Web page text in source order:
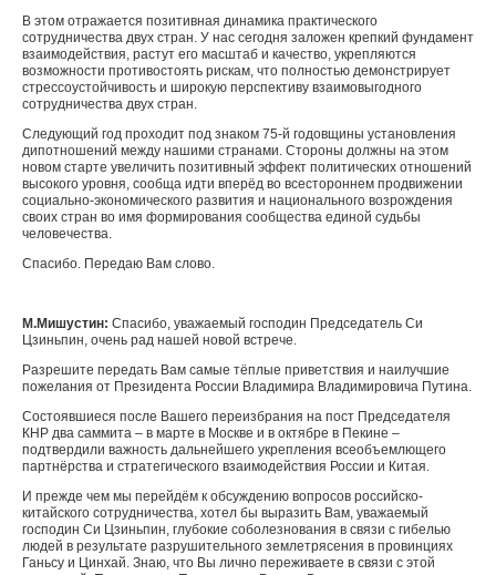
В этом отражается позитивная динамика практического
сотрудничества двух стран. У нас сегодня заложен крепкий фундамент
взаимодействия, растут его масштаб и качество, укрепляются
возможности противостоять рискам, что полностью демонстрирует
стрессоустойчивость и широкую перспективу взаимовыгодного
сотрудничества двух стран.
Следующий год проходит под знаком 75-й годовщины установления
дипотношений между нашими странами. Стороны должны на этом
новом старте увеличить позитивный эффект политических отношений
высокого уровня, сообща идти вперёд во всестороннем продвижении
социально-экономического развития и национального возрождения
своих стран во имя формирования сообщества единой судьбы
человечества.
Спасибо. Передаю Вам слово.
М.Мишустин: Спасибо, уважаемый господин Председатель Си
Цзиньпин, очень рад нашей новой встрече.
Разрешите передать Вам самые тёплые приветствия и наилучшие
пожелания от Президента России Владимира Владимировича Путина.
Состоявшиеся после Вашего переизбрания на пост Председателя
КНР два саммита – в марте в Москве и в октябре в Пекине –
подтвердили важность дальнейшего укрепления всеобъемлющего
партнёрства и стратегического взаимодействия России и Китая.
И прежде чем мы перейдём к обсуждению вопросов российско-
китайского сотрудничества, хотел бы выразить Вам, уважаемый
господин Си Цзиньпин, глубокие соболезнования в связи с гибелью
людей в результате разрушительного землетрясения в провинциях
Ганьсу и Цинхай. Знаю, что Вы лично переживаете в связи с этой